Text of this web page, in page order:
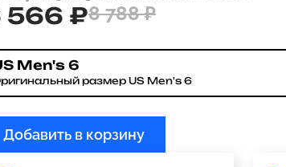
566 ₽8 788 ₽
Men's 6
размер US Men's 6
Добавить в корзину